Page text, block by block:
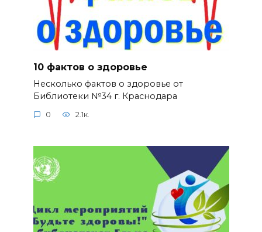
10 фактов о здоровье
Несколько фактов о здоровье от
Библиотеки №34 г. Краснодара
0 2.1к.